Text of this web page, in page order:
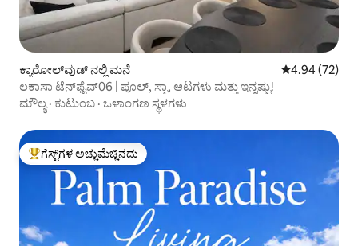
ಕ್ಯಾರೋಲ್‌ವುಡ್ ನಲ್ಲಿ ಮನೆ 5 ರಲ್ಲಿ 4.94
4.94 (72)
ಲಕಾಸಾ ಟೆನ್‌ಫೈವ್06 | ಪೂಲ್, ಸ್ಪಾ, ಆಟಗಳು ಮತ್ತು ಇನ್ನಷ್ಟು!
ಮೌಲ್ಯ· ಕುಟುಂಬ · ಒಳಾಂಗಣ ಸ್ಥಳಗಳು
ಗೆಸ್ಟ್‌ಗಳಿಗೆ ಅತಿ ಹೆಚ್ಚು ಅಚ್ಚುಮೆಚ್ಚಿನದು
ಗೆಸ್ಟ್‌ಗಳ ಅಚ್ಚುಮೆಚ್ಚಿನದು